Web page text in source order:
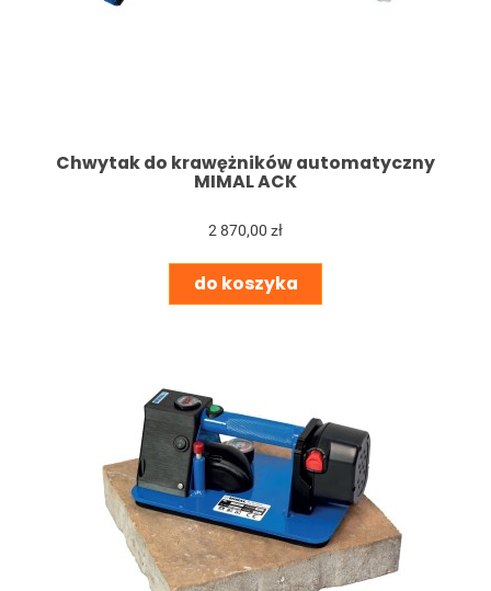
Chwytak do krawężników automatyczny
MIMAL ACK
2 870,00 zł
do koszyka